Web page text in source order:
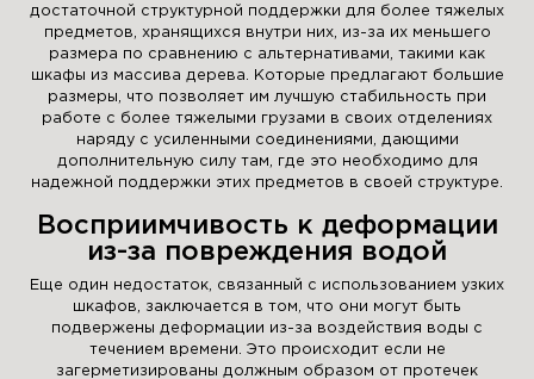
достаточной структурной поддержки для более тяжелых
предметов, хранящихся внутри них, из-за их меньшего
размера по сравнению с альтернативами, такими как
шкафы из массива дерева. Которые предлагают большие
размеры, что позволяет им лучшую стабильность при
работе с более тяжелыми грузами в своих отделениях
наряду с усиленными соединениями, дающими
дополнительную силу там, где это необходимо для
надежной поддержки этих предметов в своей структуре.
Восприимчивость к деформации
из-за повреждения водой
Еще один недостаток, связанный с использованием узких
шкафов, заключается в том, что они могут быть
подвержены деформации из-за воздействия воды с
течением времени. Это происходит если не
загерметизированы должным образом от протечек